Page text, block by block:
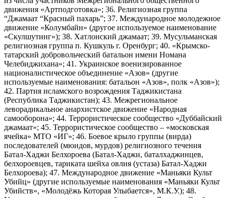
движения «Артподготовка»; 36. Религиозная группа
“Джамаат “Красный пахарь”; 37. Международное молодежное
движение «Колумбайн» (другое используемое наименование
«Скулшутинг»); 38. Хатлонский джамаат; 39. Мусульманская
религиозная группа п. Кушкуль г. Оренбург; 40. «Крымско-
татарский добровольческий батальон имени Номана
Челебиджихана»; 41. Украинское военизированное
националистическое объединение «Азов» (другие
используемые наименования: батальон «Азов», полк «Азов»);
42. Партия исламского возрождения Таджикистана
(Республика Таджикистан); 43. Межрегиональное
леворадикальное анархистское движение «Народная
самооборона»; 44. Террористическое сообщество «Дуббайский
джамаат»; 45. Террористическое сообщество – «московская
ячейка» МТО «ИГ»; 46. Боевое крыло группы (вирда)
последователей (мюидов, мурдов) религиозного течения
Батал-Хаджи Белхороева (Батал-Хаджи, баталхаджинцев,
белхороевцев, тариката шейха овлия (устаза) Батал-Хаджи
Белхороева); 47. Международное движение «Маньяки Культ
Убийц» (другие используемые наименования «Маньяки Культ
Убийств», «Молодёжь Которая Улыбается», М.К.У.); 48.